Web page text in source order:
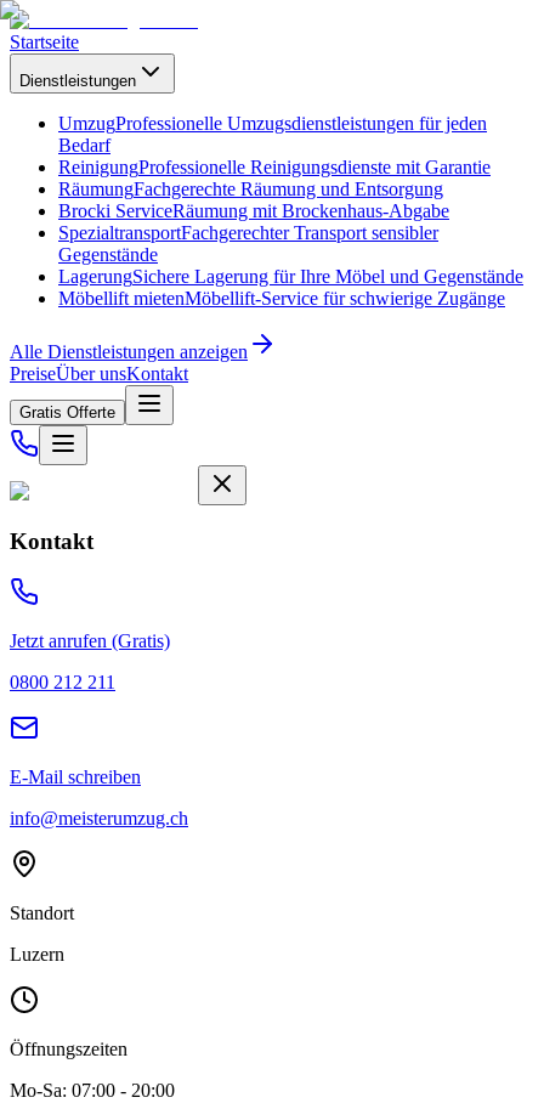
Startseite
Dienstleistungen
UmzugProfessionelle Umzugsdienstleistungen für jeden
Bedarf
ReinigungProfessionelle Reinigungsdienste mit Garantie
RäumungFachgerechte Räumung und Entsorgung
Brocki ServiceRäumung mit Brockenhaus-Abgabe
SpezialtransportFachgerechter Transport sensibler
Gegenstände
LagerungSichere Lagerung für Ihre Möbel und Gegenstände
Möbellift mietenMöbellift-Service für schwierige Zugänge
Alle Dienstleistungen anzeigen
PreiseÜber unsKontakt
Gratis Offerte
Kontakt
Jetzt anrufen (Gratis)
0800 212 211
E-Mail schreiben
info@meisterumzug.ch
Standort
Luzern
Öffnungszeiten
Mo-Sa: 07:00 - 20:00